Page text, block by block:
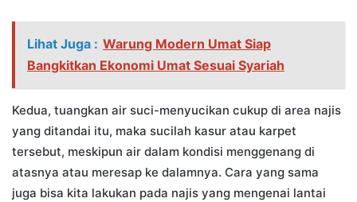
Lihat Juga : Warung Modern Umat Siap
Bangkitkan Ekonomi Umat Sesuai Syariah
Kedua, tuangkan air suci-menyucikan cukup di area najis
yang ditandai itu, maka sucilah kasur atau karpet
tersebut, meskipun air dalam kondisi menggenang di
atasnya atau meresap ke dalamnya. Cara yang sama
juga bisa kita lakukan pada najis yang mengenai lantai